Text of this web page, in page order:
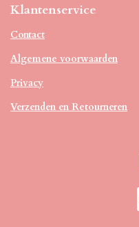
Klantenservice
Contact
Algemene voorwaarden
Privacy
Verzenden en Retourneren